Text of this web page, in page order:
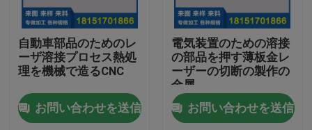
私達について
工場旅行
品質管理
自動車部品のためのレ
ーザ溶接プロセス熱処
理を機械で造るCNC
お問い合わせを送信
電気装置のための溶接
の部品を押す薄板金レ
ーザーの切断の製作の
金属
お問い合わせを送信